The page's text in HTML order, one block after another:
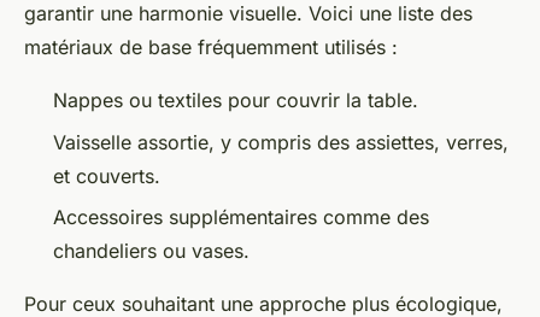
garantir une harmonie visuelle. Voici une liste des
matériaux de base fréquemment utilisés :
Nappes ou textiles pour couvrir la table.
Vaisselle assortie, y compris des assiettes, verres,
et couverts.
Accessoires supplémentaires comme des
chandeliers ou vases.
Pour ceux souhaitant une approche plus écologique,